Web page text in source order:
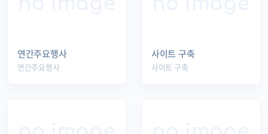
연간주요행사
연간주요행사
사이트 구축
사이트 구축